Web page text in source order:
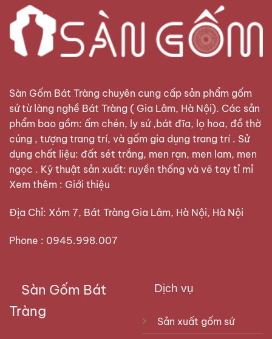
Sàn Gốm Bát Tràng chuyên cung cấp sản phẩm gốm
sứ từ làng nghề Bát Tràng ( Gia Lâm, Hà Nội). Các sản
phẩm bao gồm: ấm chén, ly sứ ,bát đĩa, lọ hoa, đồ thờ
cúng , tượng trang trí, và gốm gia dụng trang trí . Sử
dụng chất liệu: đất sét trắng, men rạn, men lam, men
ngọc . Kỹ thuật sản xuất: ruyền thống và vẽ tay tỉ mỉ
Xem thêm : Giới thiệu
Địa Chỉ: Xóm 7, Bát Tràng Gia Lâm, Hà Nội, Hà Nội
Phone : 0945.998.007
Sàn Gốm Bát
Tràng
Dịch vụ
Sản xuất gốm sứ